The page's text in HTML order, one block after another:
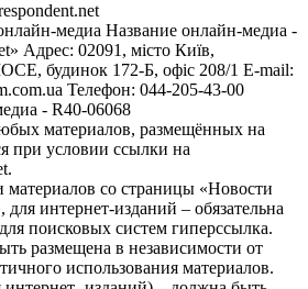
медиа Название онлайн-медиа -
Адрес: 02091, місто Київ,
будинок 172-Б, офіс 208/1 E-mail:
Телефон: 044-205-43-00
- R40-06068
материалов, размещённых на
при условии ссылки на
со страницы «Новости
интернет-изданий – обязательна
поисковых систем гиперссылка.
размещена в независимости от
использования материалов.